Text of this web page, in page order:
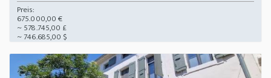
Preis:
675.000,00 €
~ 578.745,00 £
~ 746.685,00 $